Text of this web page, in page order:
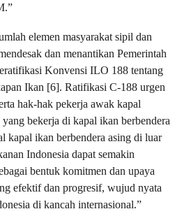
elemen masyarakat sipil dan
dan menantikan Pemerintah
Konvensi ILO 188 tentang
Ikan [6]. Ratifikasi C-188 urgen
hak-hak pekerja awak kapal
bekerja di kapal ikan berbendera
kapal ikan berbendera asing di luar
Indonesia dapat semakin
bentuk komitmen dan upaya
efektif dan progresif, wujud nyata
di kancah internasional.”